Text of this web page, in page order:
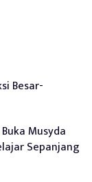
Besar-
Musyda
Sepanjang